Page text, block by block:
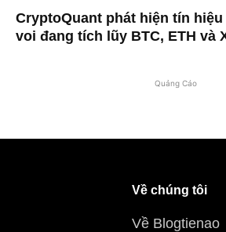
CryptoQuant phát hiện tín
voi đang tích lũy BTC, ETH và
Quảng Cáo
Về chúng tôi
Về Blogtienao